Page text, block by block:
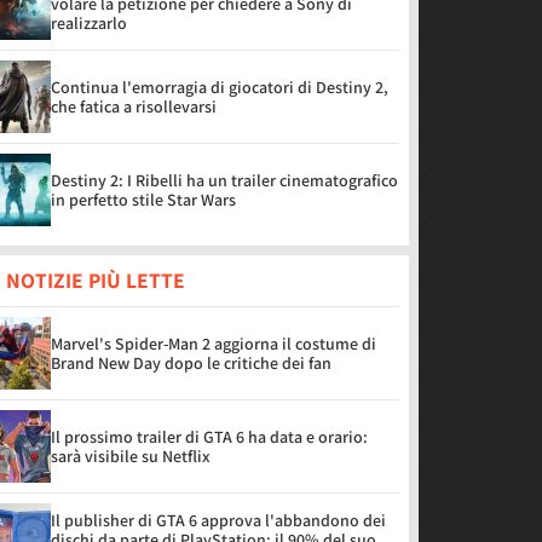
realizzarlo
Continua l'emorragia di giocatori di Destiny 2,
che fatica a risollevarsi
Destiny 2: I Ribelli ha un trailer cinematografico
in perfetto stile Star Wars
NOTIZIE PIÙ LETTE
Marvel's Spider-Man 2 aggiorna il costume di
Brand New Day dopo le critiche dei fan
Il prossimo trailer di GTA 6 ha data e orario:
sarà visibile su Netflix
Il publisher di GTA 6 approva l'abbandono dei